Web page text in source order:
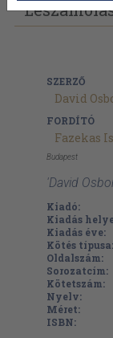
SZERZŐ
David
FORDÍTÓ
Fazekas
Budapest
'David
Kiadó:
Kiadás
Kiadás éve:
Kötés típusa:
Oldalszám:
Sorozatcím:
Kötetszám:
Nyelv:
Méret:
ISBN: